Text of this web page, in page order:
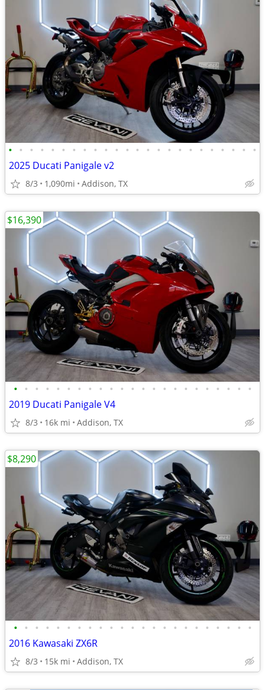
• • • • • • • • • • • • • • • • • • • • • • • •
2025 Ducati Panigale v2
8/3 1,090mi Addison, TX
• • • • • • • • • • • • • • • • • • • • • • •
2019 Ducati Panigale V4
8/3 16k mi Addison, TX
$16,390
• • • • • • • • • • • • • • • • • • • • • • •
2016 Kawasaki ZX6R
8/3 15k mi Addison, TX
$8,290